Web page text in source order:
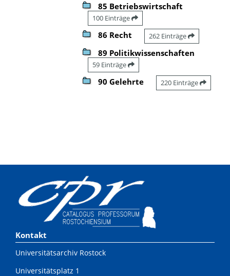
85 Betriebswirtschaft
100 Einträge
86 Recht 262 Einträge
89 Politikwissenschaften
59 Einträge
90 Gelehrte 220 Einträge
Kontakt
Universitätsarchiv Rostock
Universitätsplatz 1